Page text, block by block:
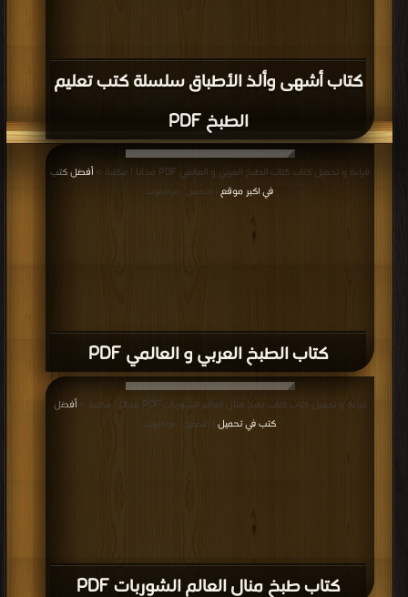
كتاب أشهى وألذ الأطباق سلسلة كتب تعليم
الطبخ PDF
كتاب الطبخ العربي و العالمي PDF
قراءة و تحميل كتاب كتاب الطبخ العربي و العالمي PDF مجانا | مكتبة >
أفضل كتب
في اكبر موقع
| التحميل : مرة/مرات
كتاب طبخ منال العالم الشوربات PDF
قراءة و تحميل كتاب كتاب طبخ منال العالم الشوربات PDF مجانا | مكتبة >
أفضل
كتب في تحميل
| التحميل : مرة/مرات